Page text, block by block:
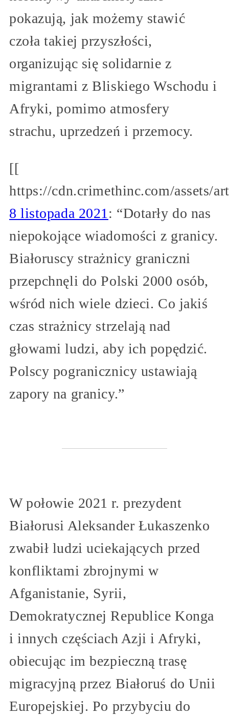
pokazują, jak możemy stawić
czoła takiej przyszłości,
organizując się solidarnie z
migrantami z Bliskiego Wschodu i
Afryki, pomimo atmosfery
strachu, uprzedzeń i przemocy.
[[
https://cdn.crimethinc.com/assets/
8 listopada 2021 : “Dotarły do nas
niepokojące wiadomości z granicy.
Białoruscy strażnicy graniczni
przepchnęli do Polski 2000 osób,
wśród nich wiele dzieci. Co jakiś
czas strażnicy strzelają nad
głowami ludzi, aby ich popędzić.
Polscy pogranicznicy ustawiają
zapory na granicy.”
W połowie 2021 r. prezydent
Białorusi Aleksander Łukaszenko
zwabił ludzi uciekających przed
konfliktami zbrojnymi w
Afganistanie, Syrii,
Demokratycznej Republice Konga
i innych częściach Azji i Afryki,
obiecując im bezpieczną trasę
migracyjną przez Białoruś do Unii
Europejskiej. Po przybyciu do